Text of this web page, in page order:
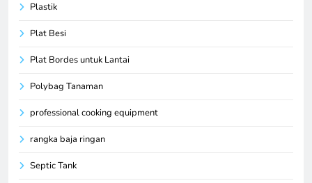
Plastik
Plat Besi
Plat Bordes untuk Lantai
Polybag Tanaman
professional cooking equipment
rangka baja ringan
Septic Tank